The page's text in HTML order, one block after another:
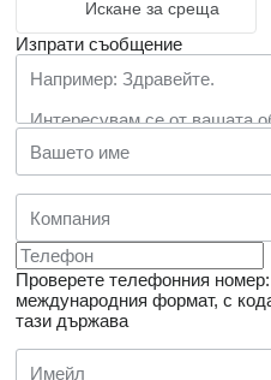
Искане за среща
Изпрати съобщение
Проверете телефонния
международния формат, с
тази държава